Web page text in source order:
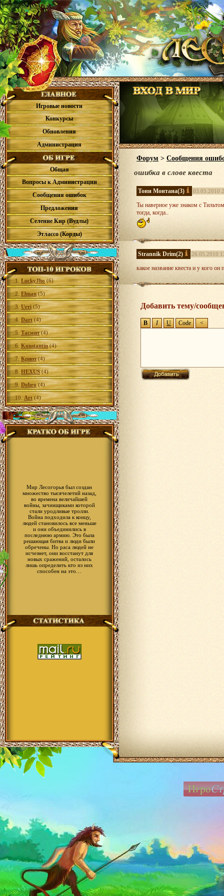
Игровые новости
Конкурсы
Обновления
Администрация
Общая
Вопросы к Администрации
Сообщения ошибок
Предложения
Селение Кир (Вудлы)
Этлассо (Корды)
1. LuckyJho (6)
2. Elman(5)
3. Urri (5)
4. Dart (4)
5. Тасмит(4)
6. Konstantin(4)
7. Крипт(4)
8. HEXUS(4)
9. Dobro(4)
10. Art (4)
Мир Лесогорья был создан
множество тысячелетий назад,
во времена величайшей
войны, зачинщиками которой
стали уродливые тролли.
Война подходила к концу,
людей становилось все меньше
и они объединились в
последнюю армию. Это была
решающая битва и люди были
обречены. Но раса людей не
исчезнет, они восстанут для
новых сражений, осталось
лишь определить кто из них
способен на это…
Форум > Сообщения
ошибка в слове квеста
Тони Монтана(3) 03.05.2010
Ты наверное уже знаком с
тогда, когда..
Strannik Drim(2) 26.05.2010
какое название квеста и у кого он
Добавить тему/